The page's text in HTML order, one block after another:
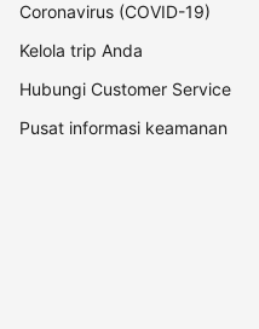
Coronavirus (COVID-19)
Kelola trip Anda
Hubungi Customer Service
Pusat informasi keamanan